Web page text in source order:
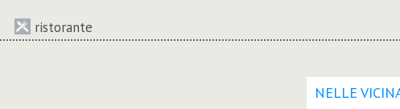
ristorante
NELLE